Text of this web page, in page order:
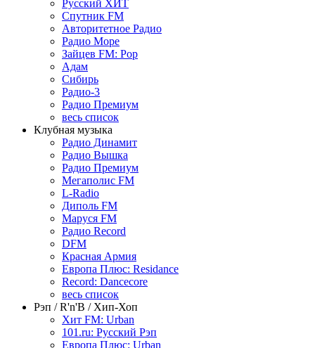
Русский ХИТ
Спутник FM
Авторитетное Радио
Радио Море
Зайцев FM: Pop
Адам
Сибирь
Радио-3
Радио Премиум
весь список
Клубная музыка
Радио Динамит
Радио Вышка
Радио Премиум
Мегаполис FM
L-Radio
Диполь FM
Маруся FM
Радио Record
DFM
Красная Армия
Европа Плюс: Residance
Record: Dancecore
весь список
Рэп / R'n'B / Хип-Хоп
Хит FM: Urban
101.ru: Русский Рэп
Европа Плюс: Urban